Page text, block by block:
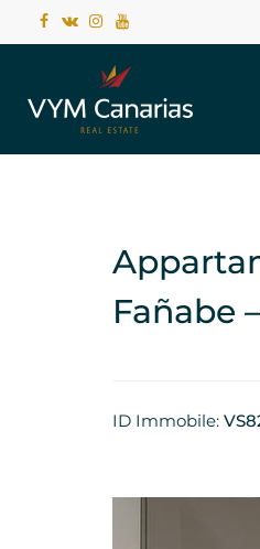
Fañabe
ID Immobile: